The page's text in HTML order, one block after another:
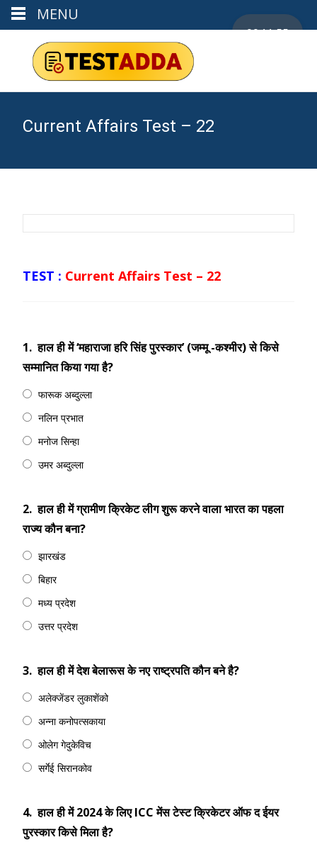
Current Affairs Test – 22
00:11:55
TEST : Current Affairs Test – 22
1. हाल ही में ‘महाराजा हरि सिंह पुरस्कार’ (जम्मू -कश्मीर) से किसे
सम्मानित किया गया है?
फारूक अब्दुल्ला
नलिन प्रभात
मनोज सिन्हा
उमर अब्दुल्ला
2. हाल ही में ग्रामीण क्रिकेट लीग शुरू करने वाला भारत का पहला
राज्य कौन बना?
झारखंड
बिहार
मध्य प्रदेश
उत्तर प्रदेश
3. हाल ही में देश बेलारूस के नए राष्ट्रपति कौन बने है?
अलेक्जेंडर लुकाशेंको
अन्ना कनोपत्सकाया
ओलेग गेदुकेविच
सर्गेई सिरानकोव
4. हाल ही में 2024 के लिए ICC मेंस टेस्ट क्रिकेटर ऑफ द ईयर
पुरस्कार किसे मिला है?
MENU